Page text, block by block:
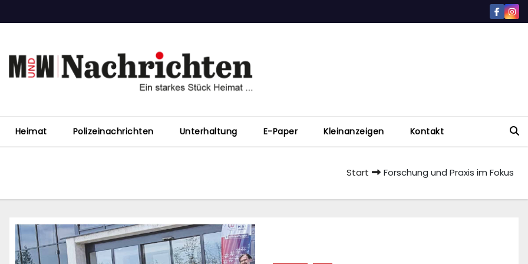
Heimat Polizeinachrichten Unterhaltung E-Paper Kleinanzeigen Kontakt
Start Forschung und Praxis im Fokus